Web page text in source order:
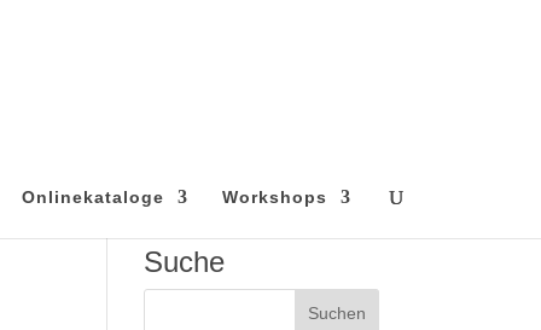
Onlinekataloge Workshops
Suche